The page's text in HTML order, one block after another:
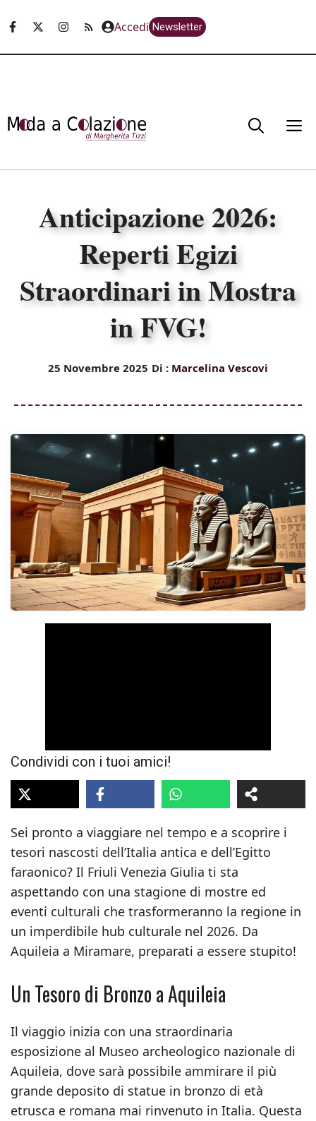
Accedi Newsletter
Anticipazione 2026:
Reperti Egizi
Straordinari in Mostra
in FVG!
25 Novembre 2025 Di : Marcelina Vescovi
Condividi con i tuoi amici!
Sei pronto a viaggiare nel tempo e a scoprire i
tesori nascosti dell’Italia antica e dell’Egitto
faraonico? Il Friuli Venezia Giulia ti sta
aspettando con una stagione di mostre ed
eventi culturali che trasformeranno la regione in
un imperdibile hub culturale nel 2026. Da
Aquileia a Miramare, preparati a essere stupito!
Un Tesoro di Bronzo a Aquileia
Il viaggio inizia con una straordinaria
esposizione al Museo archeologico nazionale di
Aquileia, dove sarà possibile ammirare il più
grande deposito di statue in bronzo di età
etrusca e romana mai rinvenuto in Italia. Questa